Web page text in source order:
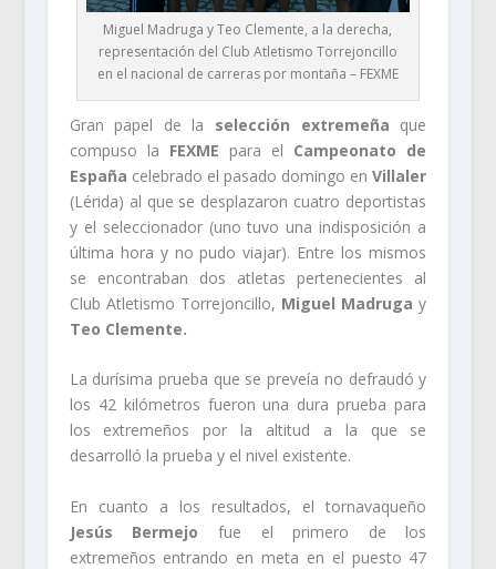
Miguel Madruga y Teo Clemente, a la derecha,
representación del Club Atletismo Torrejoncillo
en el nacional de carreras por montaña – FEXME
Gran papel de la selección extremeña que
compuso la FEXME para el Campeonato de
España celebrado el pasado domingo enVillaler
(Lérida) al que se desplazaron cuatro deportistas
y el seleccionador (uno tuvo una indisposición a
última hora y no pudo viajar). Entre los mismos
se encontraban dos atletas pertenecientes al
Club Atletismo Torrejoncillo, Miguel Madruga y
Teo Clemente.
La durísima prueba que se preveía no defraudó y
los 42 kilómetros fueron una dura prueba para
los extremeños por la altitud a la que se
desarrolló la prueba y el nivel existente.
En cuanto a los resultados, el tornavaqueño
Jesús Bermejo fue el primero de los
extremeños entrando en meta en el puesto 47